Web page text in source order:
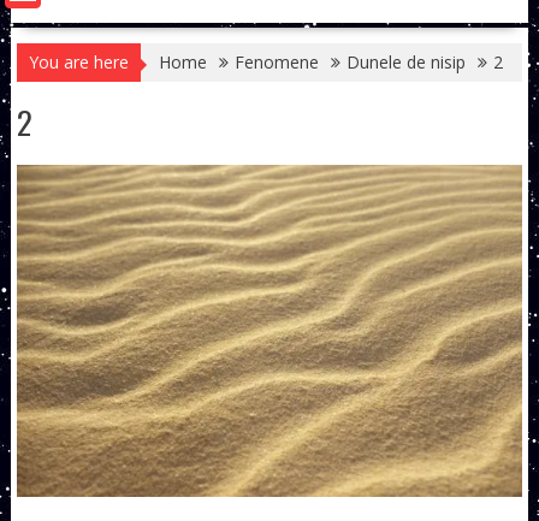
You are here Home Fenomene Dunele de nisip 2
2